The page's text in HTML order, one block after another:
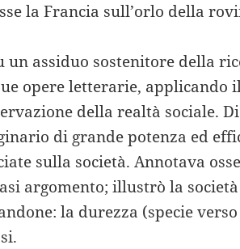
la Francia sull’orlo della
un assiduo sostenitore della
opere letterarie, applicando
della realtà sociale.
di grande potenza ed
sulla società. Annotava
argomento; illustrò la
la durezza (specie